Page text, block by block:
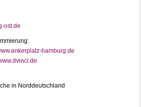
ost.de
hamburg.de
in Norddeutschland